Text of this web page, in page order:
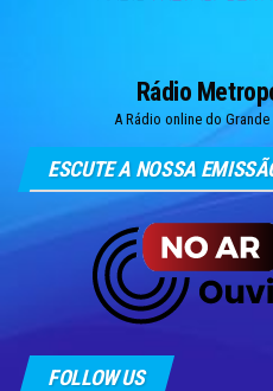
Rádio
A Rádio online do
ESCUTE A NOSSA
FOLLOW US